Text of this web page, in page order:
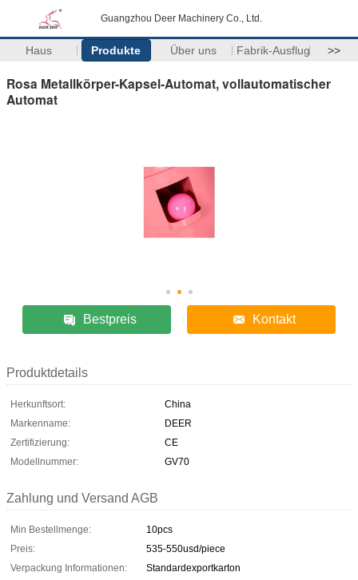
Guangzhou Deer Machinery Co., Ltd.
Haus Produkte Über uns Fabrik-Ausflug >>
Rosa Metallkörper-Kapsel-Automat, vollautomatischer
Automat
Bestpreis Kontakt
Produktdetails
Herkunftsort:
China
Markenname:
DEER
Zertifizierung:
CE
Modellnummer:
GV70
Zahlung und Versand AGB
Min Bestellmenge:
10pcs
Preis:
535-550usd/piece
Verpackung Informationen:
Standardexportkarton